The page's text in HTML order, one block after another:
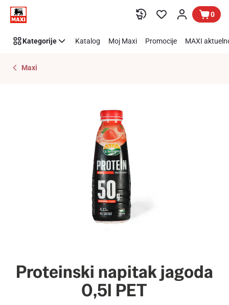
Preskoči link 0
Kategorije Katalog Moj Maxi Promocije MAXI
Maxi
Proteinski napitak jagoda
0,5l PET